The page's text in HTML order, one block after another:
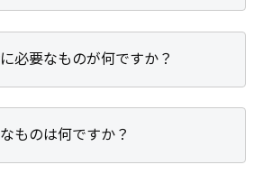
必要なものが何ですか？
ものは何ですか？